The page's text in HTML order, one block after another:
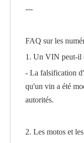
---
FAQ sur les
1. Un VIN peut-il
- La falsification
qu'un vin a été
autorités.
2. Les motos et